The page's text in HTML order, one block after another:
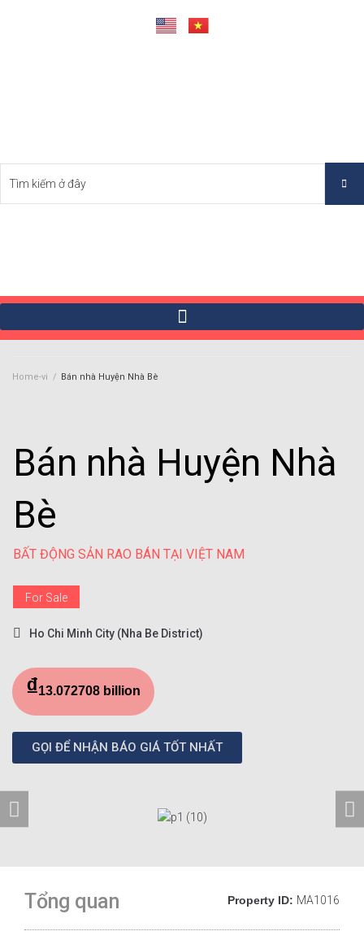
Home-vi / Bán nhà Huyện Nhà Bè
Bán nhà Huyện Nhà
Bè
BẤT ĐỘNG SẢN RAO BÁN TẠI VIỆT NAM
For Sale
Ho Chi Minh City (Nha Be District)
₫13.072708 billion
GỌI ĐỂ NHẬN BÁO GIÁ TỐT NHẤT
Tổng quan Property ID: MA1016